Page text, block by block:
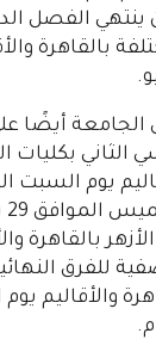
أن ينتهي الفصل
بالقاهرة
أيضًا
الثاني بكليات
بالقاهرة
للفرق